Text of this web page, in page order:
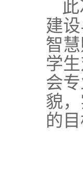
建
智
学
会
貌
的